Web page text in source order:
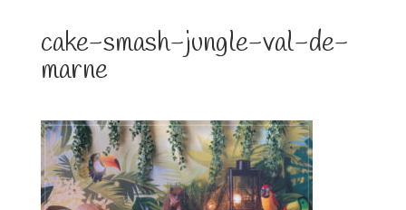
cake-smash-jungle-val-de-
marne